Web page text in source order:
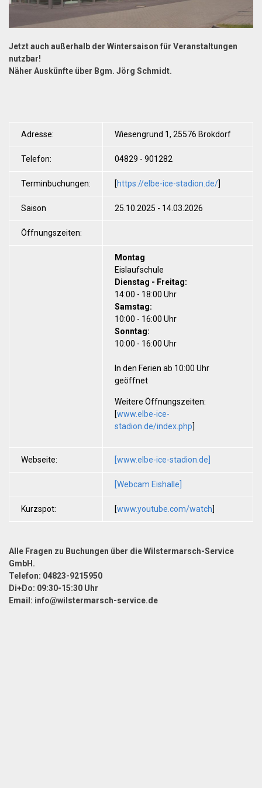
Jetzt auch außerhalb der Wintersaison für Veranstaltungen
nutzbar!
Näher Auskünfte über Bgm. Jörg Schmidt.
Adresse: Wiesengrund 1, 25576 Brokdorf
Telefon: 04829 - 901282
Terminbuchungen: [https://elbe-ice-stadion.de/]
Saison 25.10.2025 - 14.03.2026
Öffnungszeiten:
Montag
Eislaufschule
Dienstag - Freitag:
14:00 - 18:00 Uhr
Samstag:
10:00 - 16:00 Uhr
Sonntag:
10:00 - 16:00 Uhr
In den Ferien ab 10:00 Uhr
geöffnet
Weitere Öffnungszeiten:
[www.elbe-ice-
stadion.de/index.php]
Webseite: [www.elbe-ice-stadion.de]
[Webcam Eishalle]
Kurzspot: [www.youtube.com/watch]
Alle Fragen zu Buchungen über die Wilstermarsch-Service
GmbH.
Telefon: 04823-9215950
Di+Do: 09:30-15:30 Uhr
Email: info@wilstermarsch-service.de